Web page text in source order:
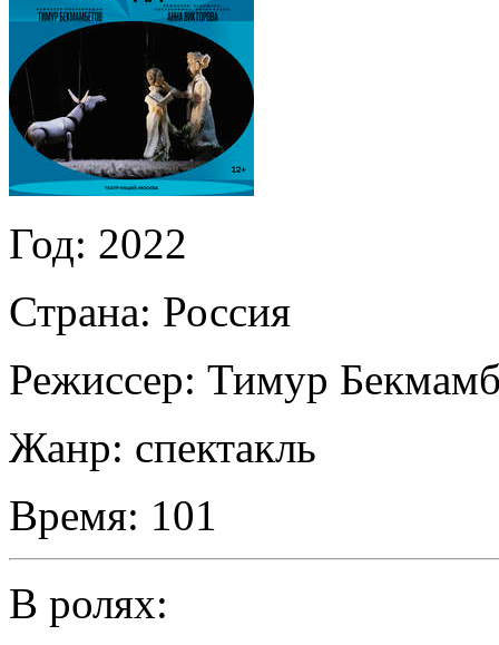
Год: 2022
Страна: Россия
Режиссер: Тимур
Жанр: спектакль
Время: 101
В ролях: